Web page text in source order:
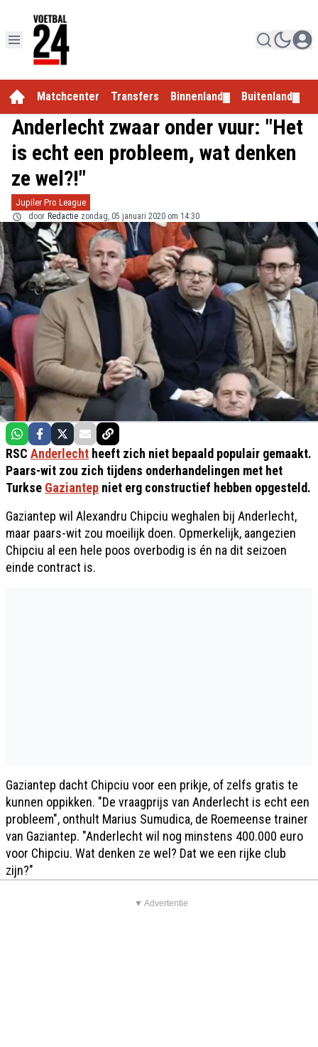
Matchcenter Transfers Binnenland Buitenland
Anderlecht zwaar onder vuur: "Het
is echt een probleem, wat denken
ze wel?!"
Jupiler Pro League
door Redactie zondag, 05 januari 2020 om 14:30
RSC Anderlecht heeft zich niet bepaald populair gemaakt.
Paars-wit zou zich tijdens onderhandelingen met het
Turkse Gaziantep niet erg constructief hebben opgesteld.
Gaziantep wil Alexandru Chipciu weghalen bij Anderlecht,
maar paars-wit zou moeilijk doen. Opmerkelijk, aangezien
Chipciu al een hele poos overbodig is én na dit seizoen
einde contract is.
Gaziantep dacht Chipciu voor een prikje, of zelfs gratis te
kunnen oppikken. "De vraagprijs van Anderlecht is echt een
probleem", onthult Marius Sumudica, de Roemeense trainer
van Gaziantep. "Anderlecht wil nog minstens 400.000 euro
voor Chipciu. Wat denken ze wel? Dat we een rijke club
zijn?"
▼ Advertentie